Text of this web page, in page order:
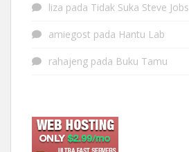
liza pada Tidak Suka Steve Jobs
amiegost pada Hantu Lab
rahajeng pada Buku Tamu